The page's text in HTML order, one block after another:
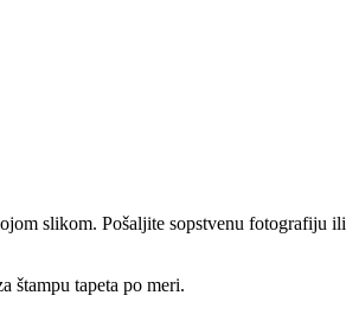
slikom. Pošaljite sopstvenu
štampu tapeta po meri.